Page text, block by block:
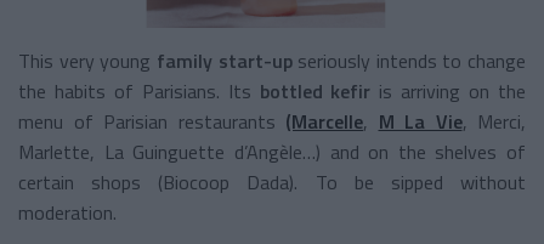
This very young family start-up seriously intends to change
the habits of Parisians. Its bottled kefir is arriving on the
menu of Parisian restaurants (Marcelle, M La Vie, Merci,
Marlette, La Guinguette d’Angèle…) and on the shelves of
certain shops (Biocoop Dada). To be sipped without
moderation.